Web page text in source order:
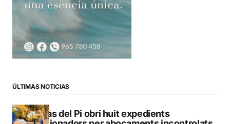
ÚLTIMAS NOTICIAS
L’Alfàs del Pi obri huit expedients